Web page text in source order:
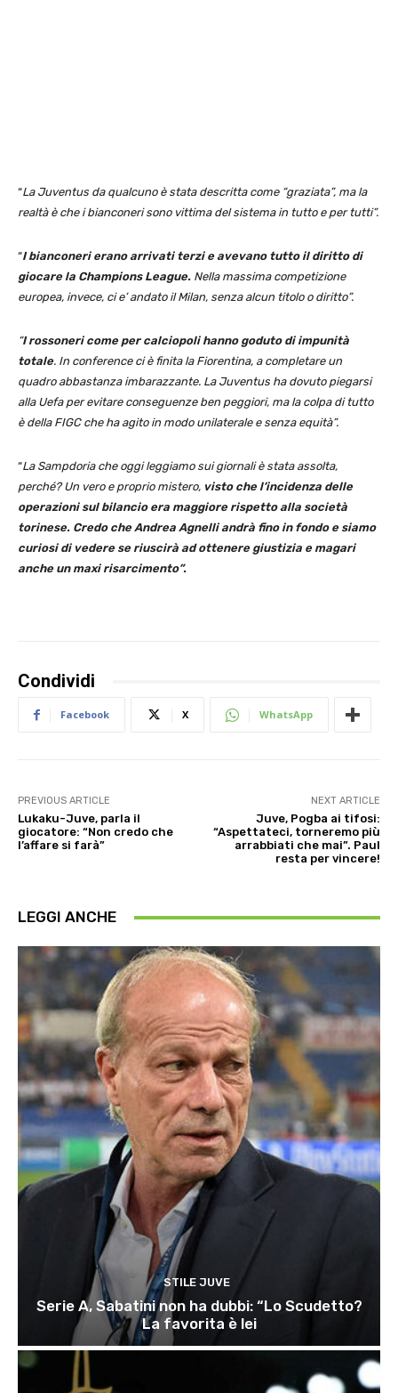
“La Juventus da qualcuno è stata descritta come “graziata”, ma la
realtà è che i bianconeri sono vittima del sistema in tutto e per tutti”.
“I bianconeri erano arrivati terzi e avevano tutto il diritto di
giocare la Champions League. Nella massima competizione
europea, invece, ci e’ andato il Milan, senza alcun titolo o diritto”.
“I rossoneri come per calciopoli hanno goduto di impunità
totale. In conference ci è finita la Fiorentina, a completare un
quadro abbastanza imbarazzante. La Juventus ha dovuto piegarsi
alla Uefa per evitare conseguenze ben peggiori, ma la colpa di tutto
è della FIGC che ha agito in modo unilaterale e senza equità”.
“La Sampdoria che oggi leggiamo sui giornali è stata assolta,
perché? Un vero e proprio mistero, visto che l’incidenza delle
operazioni sul bilancio era maggiore rispetto alla società
torinese. Credo che Andrea Agnelli andrà fino in fondo e siamo
curiosi di vedere se riuscirà ad ottenere giustizia e magari
anche un maxi risarcimento”.
Condividi
Facebook X WhatsApp
PREVIOUS ARTICLE
Lukaku-Juve, parla il
giocatore: “Non credo che
l’affare si farà”
NEXT ARTICLE
Juve, Pogba ai tifosi:
“Aspettateci, torneremo più
arrabbiati che mai”. Paul
resta per vincere!
LEGGI ANCHE
STILE JUVE
Serie A, Sabatini non ha dubbi: “Lo Scudetto?
La favorita è lei